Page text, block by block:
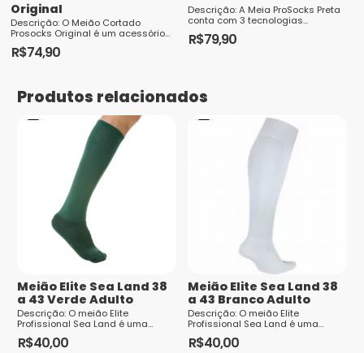
processados
Original
Descrição: O Meião Cortado
Prosocks Original é um acessório
essencial para qualquer jogador
de futebol. Fabricado com
R$74,90
produto
tem
várias
escolhidas
página
do
produto
Descrição: A Meia ProSocks Preta
conta com 3 tecnologias
exclusivas que ajudam os atletas
a potencializar a sua performance
R$79,90
Produtos relacionados
Meião Elite Sea Land 38
a 43 Verde Adulto
Descrição: O meião Elite
Profissional Sea Land é uma
escolha ideal para jogadores de
futebol que buscam conforto,
R$40,00
Meião Elite Sea Land 38
a 43 Branco Adulto
Descrição: O meião Elite
Profissional Sea Land é uma
escolha ideal para jogadores de
futebol que buscam conforto,
R$40,00